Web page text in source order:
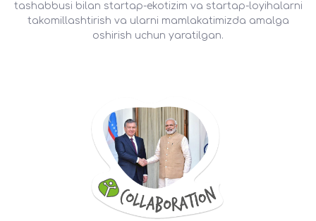
tashabbusi bilan startap-ekotizim va startap-loyihalarni
takomillashtirish va ularni mamlakatimizda amalga
oshirish uchun yaratilgan.